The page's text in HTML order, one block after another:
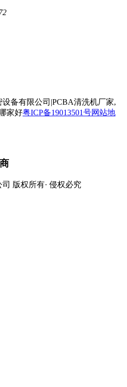
备有限公司|PCBA清洗机厂家,
家好粤ICP备19013501号网站地
版权所有· 侵权必究